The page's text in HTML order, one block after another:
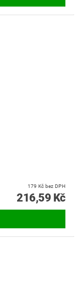
179 Kč bez DPH
216,59 Kč